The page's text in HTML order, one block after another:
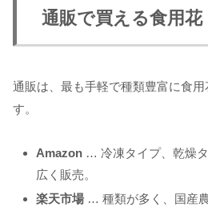
通販で買える食用花
通販は、最も手軽で種類豊富に食
す。
Amazon … 冷凍タイプ、乾燥
広く販売。
楽天市場 … 種類が多く、国産